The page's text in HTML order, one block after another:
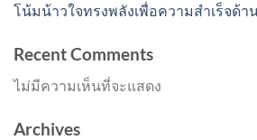
โน้มน้าวใจทรงพลังเพื่อความสำเร็จด้
Recent Comments
ไม่มีความเห็นที่จะแสดง
Archives